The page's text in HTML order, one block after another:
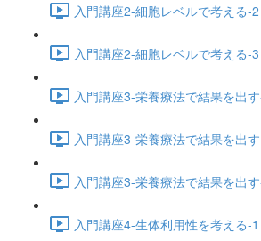
入門講座2-細胞レベルで考える-
入門講座2-細胞レベルで考える-
入門講座3-栄養療法で結果を出
入門講座3-栄養療法で結果を出
入門講座3-栄養療法で結果を出
入門講座4-生体利用性を考える-